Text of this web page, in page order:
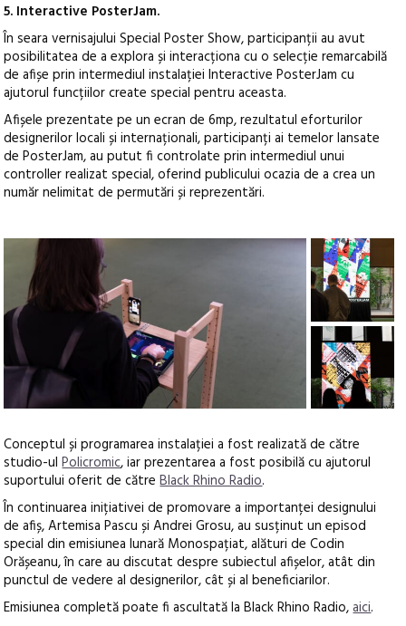
5. Interactive PosterJam.
În seara vernisajului Special Poster Show, participanții au avut
posibilitatea de a explora și interacționa cu o selecție remarcabilă
de afișe prin intermediul instalației Interactive PosterJam cu
ajutorul funcțiilor create special pentru aceasta.
Afișele prezentate pe un ecran de 6mp, rezultatul eforturilor
designerilor locali și internaționali, participanți ai temelor lansate
de PosterJam, au putut fi controlate prin intermediul unui
controller realizat special, oferind publicului ocazia de a crea un
număr nelimitat de permutări și reprezentări.
+1
Conceptul și programarea instalației a fost realizată de către
studio-ulPolicromic, iar prezentarea a fost posibilă cu ajutorul
suportului oferit de cătreBlack Rhino Radio.
În continuarea inițiativei de promovare a importanței designului
de afiș, Artemisa Pascu și Andrei Grosu, au susținut un episod
special din emisiunea lunară Monospațiat, alături de Codin
Orășeanu, în care au discutat despre subiectul afișelor, atât din
punctul de vedere al designerilor, cât și al beneficiarilor.
Emisiunea completă poate fi ascultată la Black Rhino Radio,aici.